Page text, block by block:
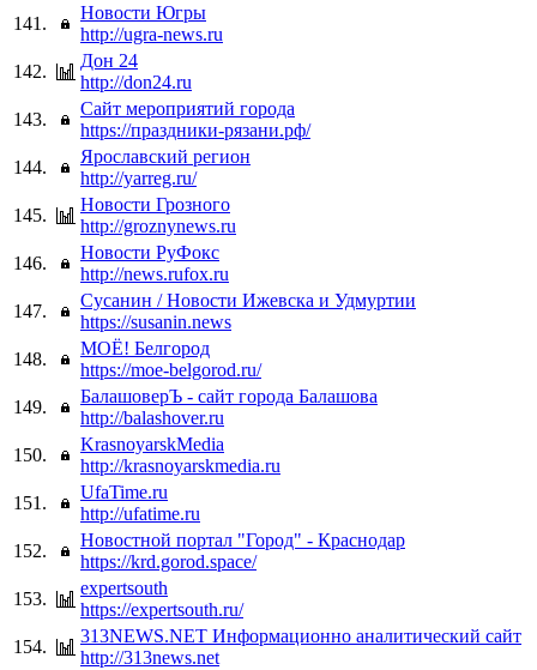
141.
Новости Югры
http://ugra-news.ru
142.
Дон 24
http://don24.ru
143.
Сайт мероприятий города
https://праздники-рязани.рф/
144.
Ярославский регион
http://yarreg.ru/
145.
Новости Грозного
http://groznynews.ru
146.
Новости РуФокс
http://news.rufox.ru
147.
Сусанин / Новости Ижевска и Удмуртии
https://susanin.news
148.
МОЁ! Белгород
https://moe-belgorod.ru/
149.
БалашоверЪ - сайт города Балашова
http://balashover.ru
150.
KrasnoyarskMedia
http://krasnoyarskmedia.ru
151.
UfaTime.ru
http://ufatime.ru
152.
Новостной портал "Город" - Краснодар
https://krd.gorod.space/
153.
expertsouth
https://expertsouth.ru/
154.
313NEWS.NET Информационно аналитический сайт
http://313news.net